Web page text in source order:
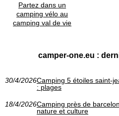
Partez dans un
camping vélo au
camping val de vie
camper-one.eu :
30/4/2026Camping 5 étoiles saint-
: plages
18/4/2026Camping près de
nature et culture